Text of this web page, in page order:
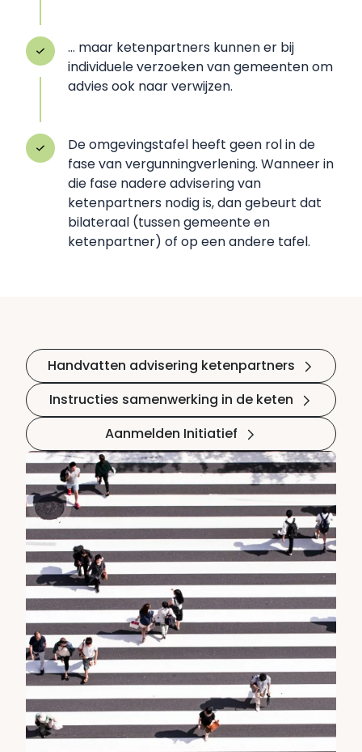
… maar ketenpartners kunnen er bij
individuele verzoeken van gemeenten om
advies ook naar verwijzen.
De omgevingstafel heeft geen rol in de
fase van vergunningverlening. Wanneer in
die fase nadere advisering van
ketenpartners nodig is, dan gebeurt dat
bilateraal (tussen gemeente en
ketenpartner) of op een andere tafel.
Handvatten advisering ketenpartners
Instructies samenwerking in de keten
Aanmelden Initiatief